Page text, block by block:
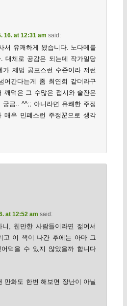
16. at 12:31 am said:
서 유쾌하게 봤습니다. 노다메를
대체로 공감은 되는데 작가일당
가 제법 공포스런 수준이라 저런
어간다는게 좀 최연희 같더라구
깨먹은 그 수많은 접시와 술잔은
궁금.. ^^;; 아니라면 유쾌한 주정
매우 민폐스런 주정꾼으로 생각
at 12:52 am said:
, 웬만한 사람들이라면 젊어서
이 책이 나간 후에는 아마 그
먹을 수 있지 않았을까 합니다
만화도 한번 해보면 장난이 아닐